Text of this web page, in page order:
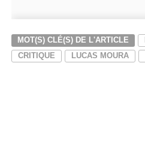
MOT(S) CLÉ(S) DE L'ARTICLE
CRITIQUE
LUCAS MOURA